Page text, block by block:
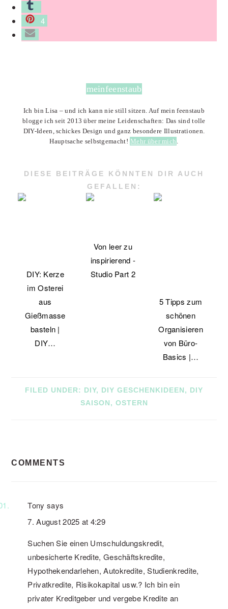
4
meinfeenstaub
Ich bin Lisa – und ich kann nie still sitzen. Auf mein feenstaub
blogge ich seit 2013 über meine Leidenschaften: Das sind tolle
DIY-Ideen, schickes Design und ganz besondere Illustrationen.
Hauptsache selbstgemacht! Mehr über mich .
DIESE BEITRÄGE KÖNNTEN DIR AUCH
GEFALLEN:
DIY: Kerze
im Osterei
aus
Gießmasse
basteln |
DIY…
Von leer zu
inspirierend -
Studio Part 2
5 Tipps zum
schönen
Organisieren
von Büro-
Basics |…
FILED UNDER: DIY, DIY GESCHENKIDEEN, DIY
SAISON, OSTERN
INTERACTIONS
COMMENTS
Tony says
7. August 2025 at 4:29
Suchen Sie einen Umschuldungskredit,
unbesicherte Kredite, Geschäftskredite,
Hypothekendarlehen, Autokredite, Studienkredite,
Privatkredite, Risikokapital usw.? Ich bin ein
privater Kreditgeber und vergebe Kredite an